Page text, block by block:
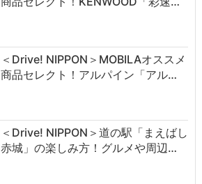
＜Drive! NIPPON＞MOBILAオススメ
商品セレクト！アルパイン「アル…
＜Drive! NIPPON＞道の駅「まえばし
赤城」の楽しみ方！グルメや周辺…